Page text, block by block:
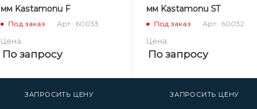
мм Kastamonu F
Под заказ Арт.: 60033
Цена:
По запросу
ЗАПРОСИТЬ ЦЕНУ
мм Kastamonu ST
Под заказ Арт.: 60032
Цена:
По запросу
ЗАПРОСИТЬ ЦЕНУ